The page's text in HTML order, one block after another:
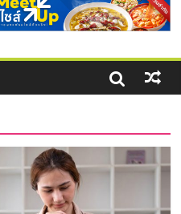
คุณภาพสูง พร้อม
และเสียง